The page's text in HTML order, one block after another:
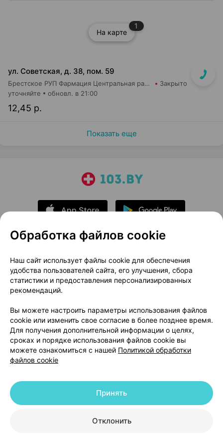
На карте
1
ул. Советская, д. 38, пом. 59
Брестское РУП Фармация Центральная районная аптека №74 Закрыто
12,45 р.
уточняйте обновл. в 21:00
Показать еще
О проекте
Новости проекта
Размещение рекламы
Медицинский маркетинг
Публичный договор
Доставка
Способы оплаты
Вакансии
Партнеры
Написать руководителю 103.by
Написать в поддержку
Персональные настройки Cookie
© 2026 ООО «Артокс Лаб», УНП 191700409 | 220012, Республика Беларусь,
+375 291212755
Обработка файлов cookie
Наш сайт использует файлы cookie для обеспечения
удобства пользователей сайта, его улучшения, сбора
статистики и предоставления персонализированных
рекомендаций.
Вы можете настроить параметры использования файлов
cookie или изменить свое согласие в более позднее время.
Для получения дополнительной информации о целях,
сроках и порядке использования файлов cookie вы
можете ознакомиться с нашей Политикой обработки
файлов cookie
Отклонить
Принять